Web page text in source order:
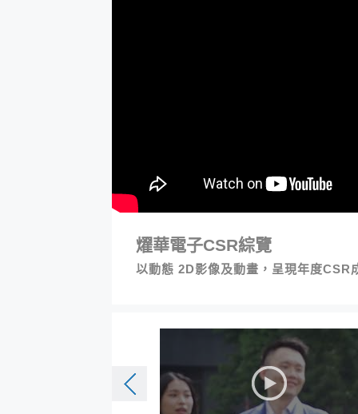
燿華電子CSR綜覽
以動態 2D影像及動畫，呈現年度CSR